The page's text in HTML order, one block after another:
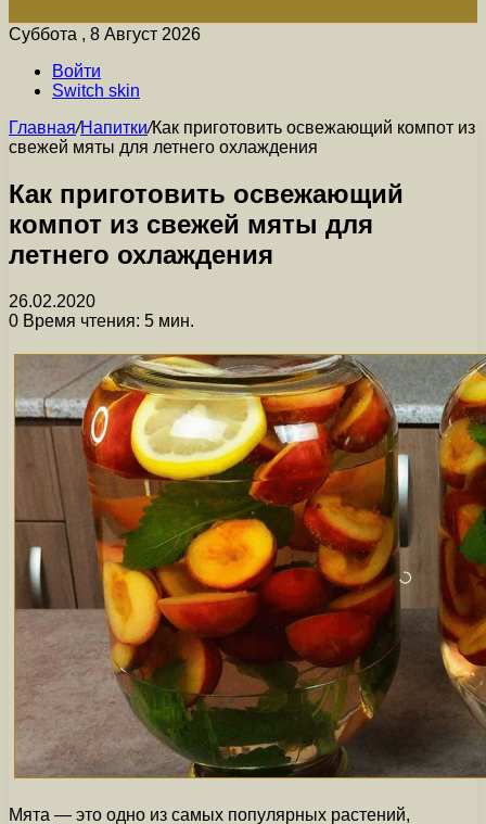
Суббота , 8 Август 2026
Войти
Switch skin
Главная/Напитки/Как приготовить освежающий компот из
свежей мяты для летнего охлаждения
Как приготовить освежающий
компот из свежей мяты для
летнего охлаждения
26.02.2020
0 Время чтения: 5 мин.
Мята — это одно из самых популярных растений,